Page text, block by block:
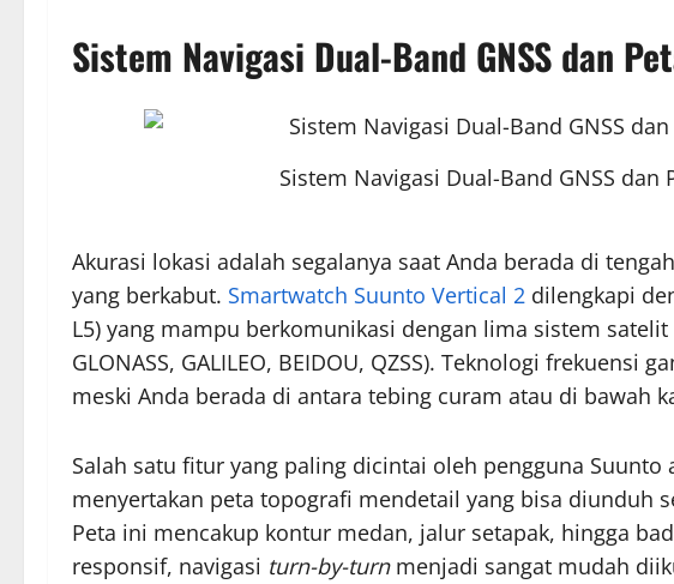
Sistem Navigasi Dual-Band GNSS dan
Sistem Navigasi Dual-Band GNSS dan
Akurasi lokasi adalah segalanya saat Anda berada di
yang berkabut. Smartwatch Suunto Vertical 2 dilengkapi
L5) yang mampu berkomunikasi dengan lima sistem satelit
GLONASS, GALILEO, BEIDOU, QZSS). Teknologi frekuensi
meski Anda berada di antara tebing curam atau di bawah
Salah satu fitur yang paling dicintai oleh pengguna Suunto
menyertakan peta topografi mendetail yang bisa diunduh
Peta ini mencakup kontur medan, jalur setapak, hingga
responsif, navigasi turn-by-turnmenjadi sangat mudah